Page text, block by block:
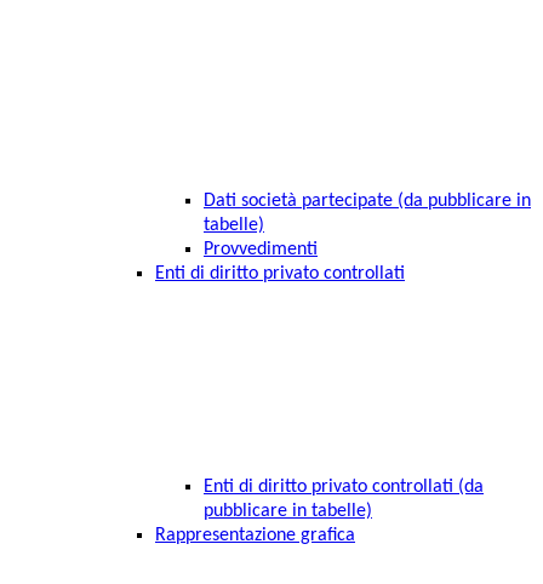
Dati società partecipate (da pubblicare in
tabelle)
Provvedimenti
Enti di diritto privato controllati
Enti di diritto privato controllati (da
pubblicare in tabelle)
Rappresentazione grafica